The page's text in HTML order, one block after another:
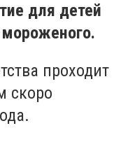
для детей
проходит
скоро